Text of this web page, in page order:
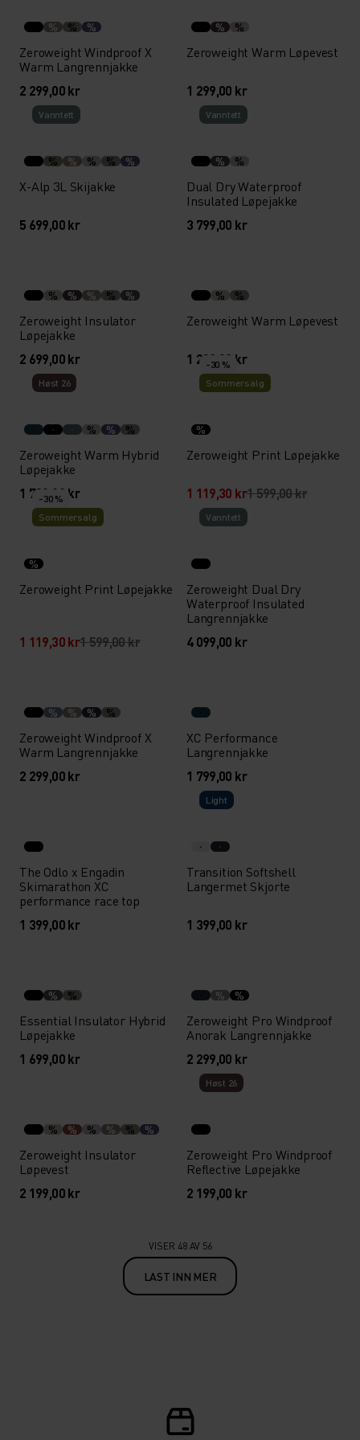
% % %
Zeroweight Windproof X
Warm Langrennjakke
2 299,00 kr
% %
Zeroweight Warm Løpevest
1 299,00 kr
Vann­tett
% % % % %
X-Alp 3L Skijakke
5 699,00 kr
Vann­tett
% %
Dual Dry Waterproof
Insulated Løpejakke
3 799,00 kr
% % % % %
Zeroweight Insulator
Løpejakke
2 699,00 kr
% %
Zeroweight Warm Løpevest
1 299,00 kr
Høst 26
% % %
Zeroweight Warm Hybrid
Løpejakke
1 799,00 kr
-30 %
Sommersalg
%
Zeroweight Print Løpejakke
1 119,30 kr1 599,00 kr
-30 %
Sommersalg
%
Zeroweight Print Løpejakke
1 119,30 kr1 599,00 kr
Vann­tett
Zeroweight Dual Dry
Waterproof Insulated
Langrennjakke
4 099,00 kr
% % % %
Zeroweight Windproof X
Warm Langrennjakke
2 299,00 kr
XC Performance
Langrennjakke
1 799,00 kr
The Odlo x Engadin
Skimarathon XC
performance race top
1 399,00 kr
Light
Transition Softshell
Langermet Skjorte
1 399,00 kr
% %
Essential Insulator Hybrid
Løpejakke
1 699,00 kr
% %
Zeroweight Pro Windproof
Anorak Langrennjakke
2 299,00 kr
% % % % % %
Zeroweight Insulator
Løpevest
2 199,00 kr
Høst 26
Zeroweight Pro Windproof
Reflective Løpejakke
2 199,00 kr
VISER 48 AV 56
LAST INN MER